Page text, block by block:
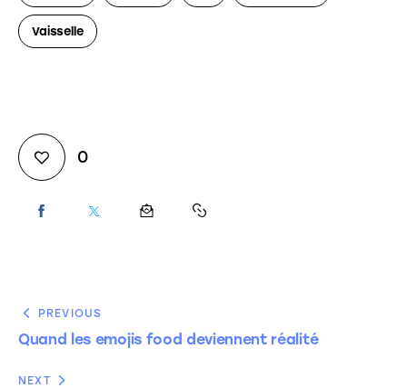
Vaisselle
0
PREVIOUS
Quand les emojis food deviennent réalité
NEXT